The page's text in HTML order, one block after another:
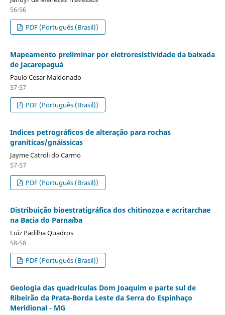
56-56
PDF (Português (Brasil))
Mapeamento preliminar por eletroresistividade da baixada
de Jacarepaguá
Paulo Cesar Maldonado
57-57
PDF (Português (Brasil))
Indices petrográficos de alteração para rochas
graníticas/gnáissicas
Jayme Catroli do Carmo
57-57
PDF (Português (Brasil))
Distribuição bioestratigráfica dos chitinozoa e acritarchae
na Bacia do Parnaíba
Luiz Padilha Quadros
58-58
PDF (Português (Brasil))
Geologia das quadrículas Dom Joaquim e parte sul de
Ribeirão da Prata-Borda Leste da Serra do Espinhaço
Meridional - MG